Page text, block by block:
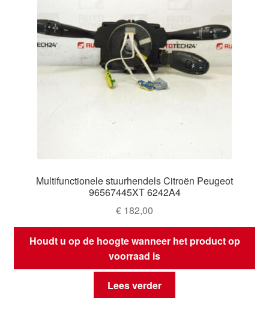
Multifunctionele stuurhendels Citroën Peugeot
96567445XT 6242A4
€ 182,00
Houdt u op de hoogte wanneer het product op
voorraad is
Lees verder